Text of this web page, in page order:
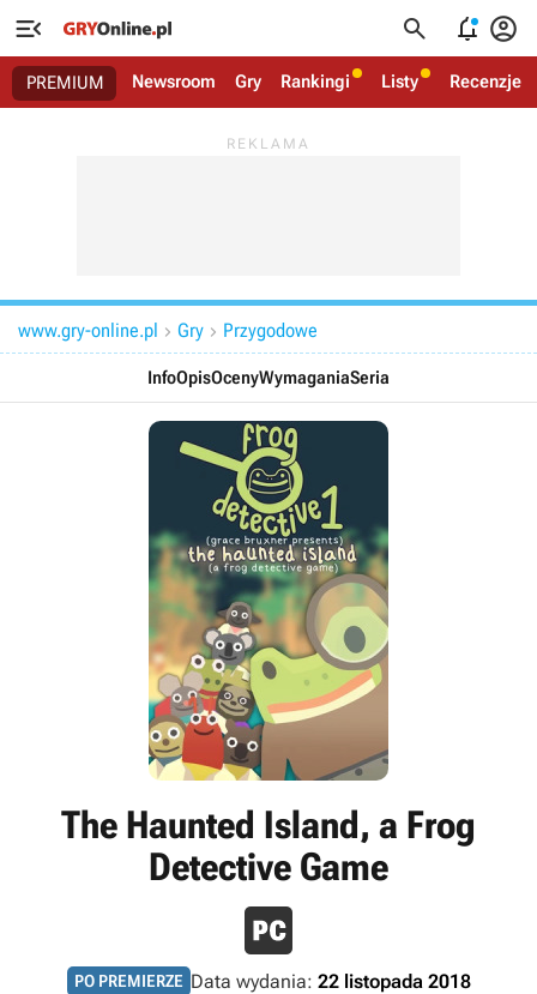
   
PREMIUM Newsroom Gry Rankingi Listy Recenzje
www.gry-online.pl  Gry  Przygodowe
InfoOpisOcenyWymaganiaSeria
The Haunted Island, a Frog
Detective Game
PO PREMIERZE Data wydania: 22 listopada 2018